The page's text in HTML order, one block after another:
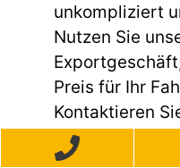
unkompliziert
Nutzen Sie
Preis für Ihr
Kontaktieren
wir
für eine